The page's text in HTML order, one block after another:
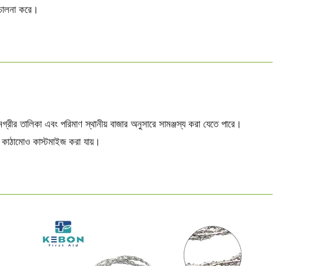
করে।
তালিকা এবং পরিমাণ স্থানীয় বাজার অনুসারে সামঞ্জস্য করা যেতে পারে।
কাস্টমাইজ করা যায়।